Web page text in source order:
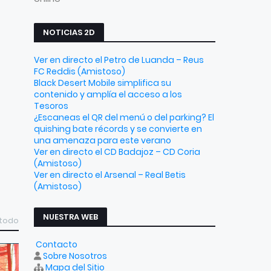
NOTICIAS 2D
Ver en directo el Petro de Luanda – Reus
FC Reddis (Amistoso)
Black Desert Mobile simplifica su
contenido y amplía el acceso a los
Tesoros
¿Escaneas el QR del menú o del parking? El
quishing bate récords y se convierte en
una amenaza para este verano
Ver en directo el CD Badajoz – CD Coria
(Amistoso)
Ver en directo el Arsenal – Real Betis
(Amistoso)
NUESTRA WEB
Contacto
Sobre Nosotros
Mapa del Sitio